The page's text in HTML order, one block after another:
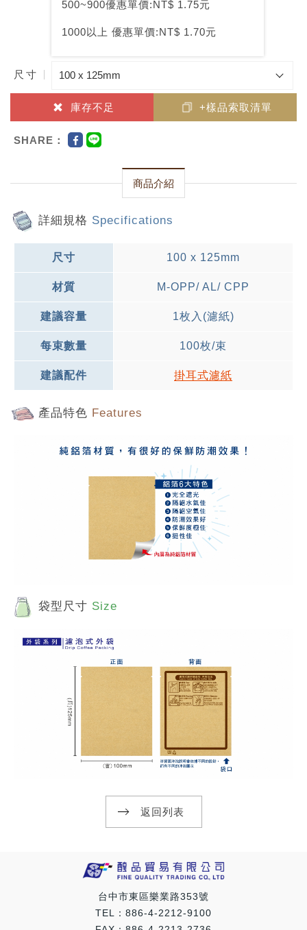
500~900優惠單價:NT$ 1.75元
1000以上 優惠單價:NT$ 1.70元
尺寸
庫存不足 +樣品索取清單
SHARE：
商品介紹
詳細規格 Specifications
尺寸 100 x 125mm
材質 M-OPP/ AL/ CPP
建議容量 1枚入(濾紙)
每束數量 100枚/束
建議配件 掛耳式濾紙
產品特色 Features
袋型尺寸 Size
返回列表
台中市東區樂業路353號
TEL：886-4-2212-9100